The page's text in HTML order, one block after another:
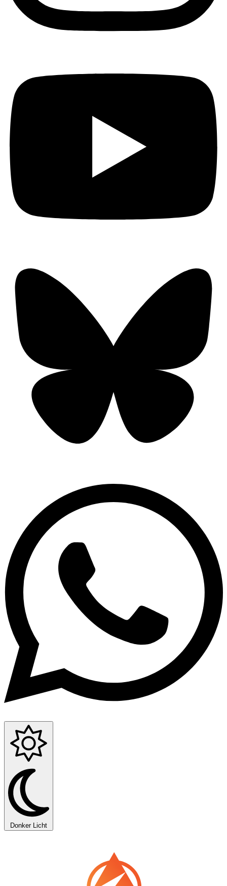
Donker Licht